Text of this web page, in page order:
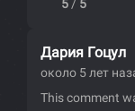
5 / 5
Дария Гоцул
около 5 лет
This comment